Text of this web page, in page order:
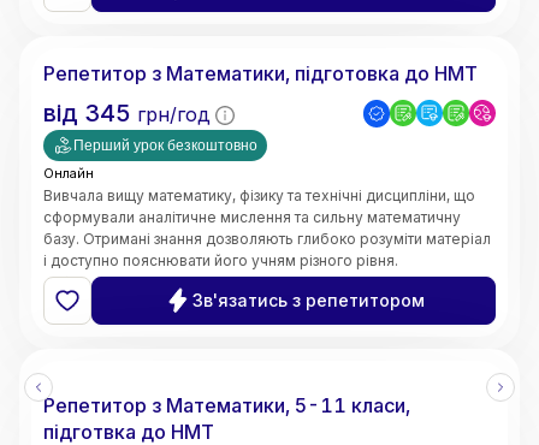
Репетитор з Математики, підготовка до НМТ
від 345 грн/год
Перший урок безкоштовно
Онлайн
Вивчала вищу математику, фізику та технічні дисципліни, що
сформували аналітичне мислення та сильну математичну
базу. Отримані знання дозволяють глибоко розуміти матеріал
і доступно пояснювати його учням різного рівня.
• Чітке та доступне пояснення складних тем
• Системний та структурований підхід до навчання
• Індивідуальний підхід до кожного учня
дошки)
• Орієнтація на результат і прогрес учнів
Зв'язатись з репетитором
Репетитор з Математики, 5-11 класи,
підготвка до НМТ